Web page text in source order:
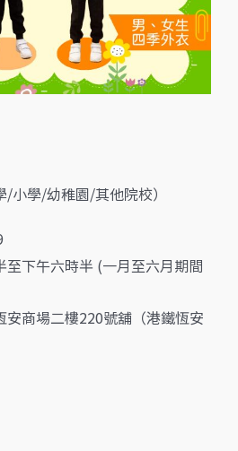
小學/幼稚園/其他院校）
下午六時半 (一月至六月期間
安商場二樓220號舖（港鐵恆安